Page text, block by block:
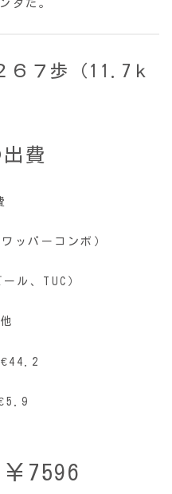
ダだ。
６７歩（11.7ｋ
出費
ッパーコンボ）
ル、TUC）
€44.2
7596